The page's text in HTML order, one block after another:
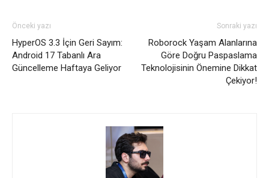
Önceki yazı
HyperOS 3.3 İçin Geri Sayım:
Android 17 Tabanlı Ara
Güncelleme Haftaya Geliyor
Sonraki yazı
Roborock Yaşam Alanlarına
Göre Doğru Paspaslama
Teknolojisinin Önemine Dikkat
Çekiyor!